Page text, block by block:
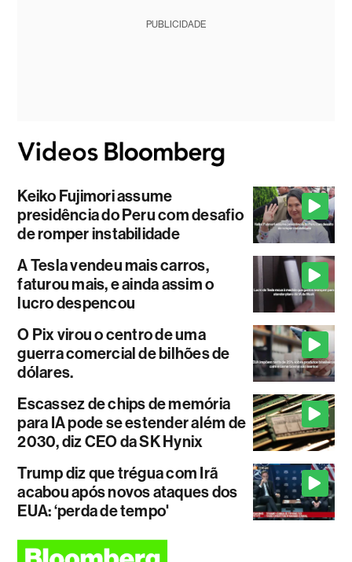
PUBLICIDADE
Keiko Fujimori assume
presidência do Peru com desafio
de romper instabilidade
A Tesla vendeu mais carros,
faturou mais, e ainda assim o
lucro despencou
O Pix virou o centro de uma
guerra comercial de bilhões de
dólares.
Escassez de chips de memória
para IA pode se estender além de
2030, diz CEO da SK Hynix
Trump diz que trégua com Irã
acabou após novos ataques dos
EUA: ‘perda de tempo'